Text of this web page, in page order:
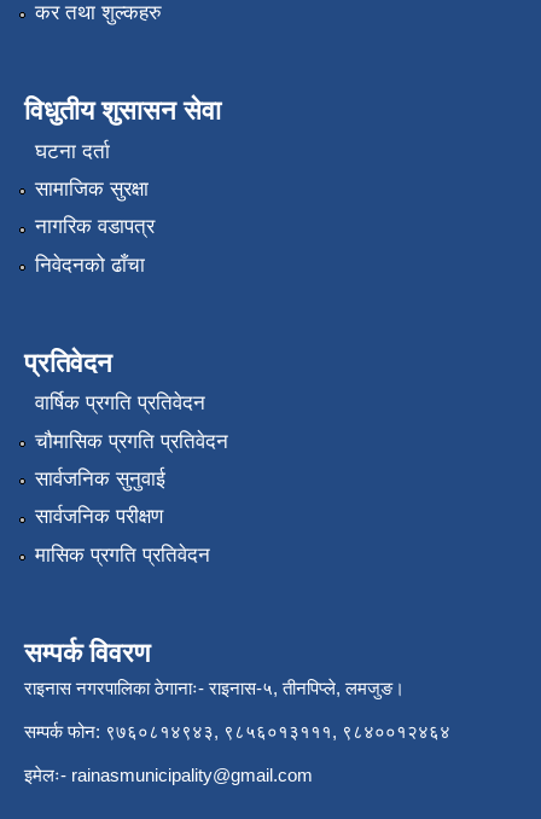
कर तथा शुल्कहरु
विधुतीय शुसासन सेवा
घटना दर्ता
सामाजिक सुरक्षा
नागरिक वडापत्र
निवेदनको ढाँचा
प्रतिवेदन
वार्षिक प्रगति प्रतिवेदन
चौमासिक प्रगति प्रतिवेदन
सार्वजनिक सुनुवाई
सार्वजनिक परीक्षण
मासिक प्रगति प्रतिवेदन
सम्पर्क विवरण
राइनास नगरपालिका ठेगानाः- राइनास-५, तीनपिप्ले, लमजुङ।
सम्पर्क फोन: ९७६०८१४९४३, ९८५६०१३१११, ९८४००१२४६४
इमेलः- rainasmunicipality@gmail.com